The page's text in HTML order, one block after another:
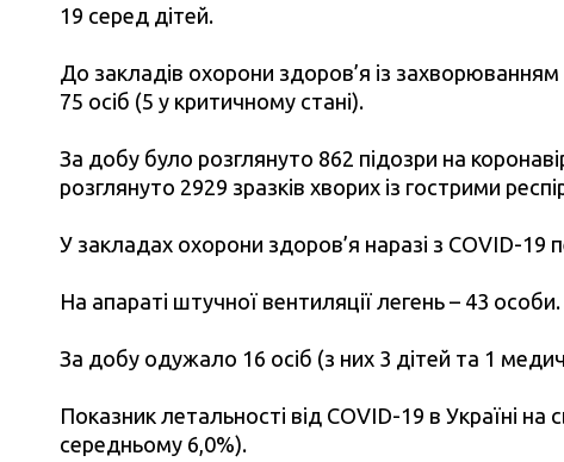
19 серед дітей.
До закладів охорони здоров’я із захворюванням
75 осіб (5 у критичному стані).
За добу було розглянуто 862 підозри на
розглянуто 2929 зразків хворих із гострими
У закладах охорони здоров’я наразі з COVID-19
На апараті штучної вентиляції легень – 43 особи.
За добу одужало 16 осіб (з них 3 дітей та 1
Показник летальності від COVID-19 в Україні на
середньому 6,0%).